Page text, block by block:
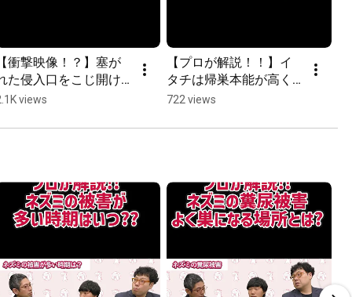
【衝撃映像！？】塞が
た侵入口をこじ開け
イタチ！
views
【プロが解説！！】イ
タチは帰巣本能が高く
執着が強い！？
722 views